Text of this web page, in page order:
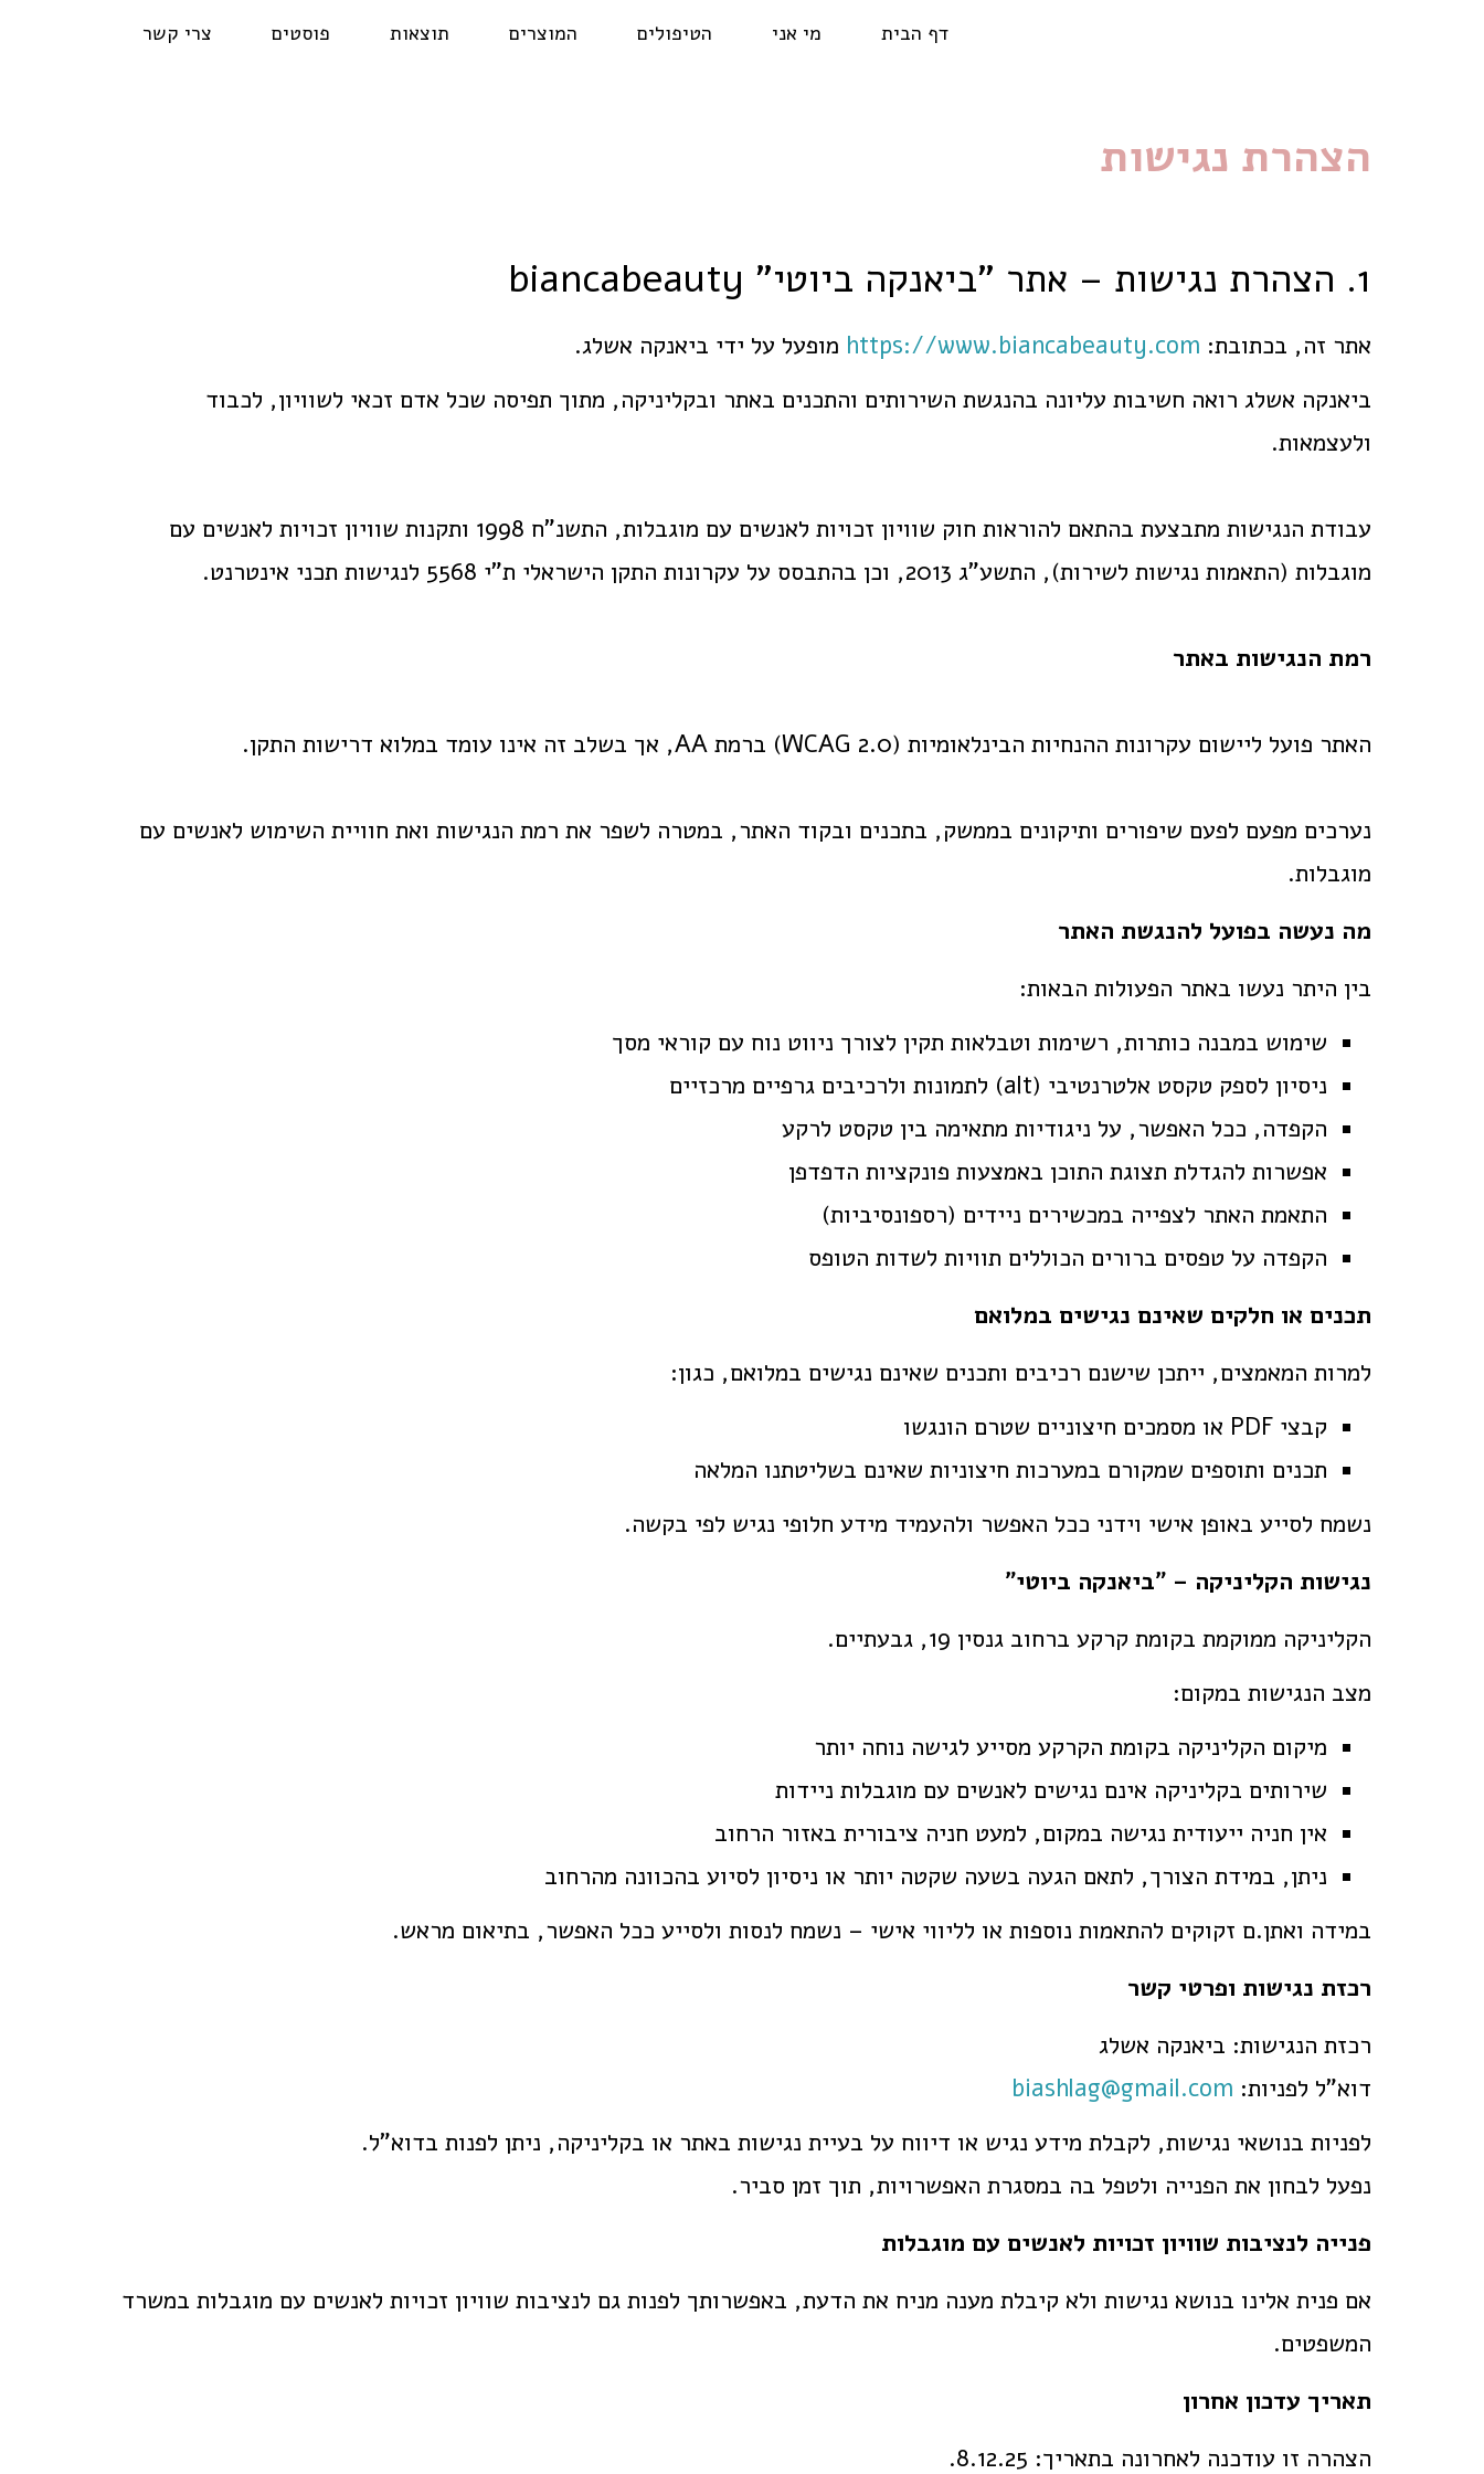
דף הבית מי אני הטיפולים המוצרים תוצאות פוסטים צרי קשר
הצהרת נגישות
1. הצהרת נגישות – אתר "ביאנקה ביוטי" biancabeauty
אתר זה, בכתובת: https://www.biancabeauty.com מופעל על ידי ביאנקה אשלג.
ביאנקה אשלג רואה חשיבות עליונה בהנגשת השירותים והתכנים באתר ובקליניקה, מתוך תפיסה שכל אדם זכאי לשוויון, לכבוד
ולעצמאות.
עבודת הנגישות מתבצעת בהתאם להוראות חוק שוויון זכויות לאנשים עם מוגבלות, התשנ"ח 1998 ותקנות שוויון זכויות לאנשים עם
מוגבלות (התאמות נגישות לשירות), התשע"ג 2013, וכן בהתבסס על עקרונות התקן הישראלי ת"י 5568 לנגישות תכני אינטרנט.
רמת הנגישות באתר
האתר פועל ליישום עקרונות ההנחיות הבינלאומיות (WCAG 2.0) ברמת AA, אך בשלב זה אינו עומד במלוא דרישות התקן.
נערכים מפעם לפעם שיפורים ותיקונים בממשק, בתכנים ובקוד האתר, במטרה לשפר את רמת הנגישות ואת חוויית השימוש לאנשים עם
מוגבלות.
מה נעשה בפועל להנגשת האתר
בין היתר נעשו באתר הפעולות הבאות:
שימוש במבנה כותרות, רשימות וטבלאות תקין לצורך ניווט נוח עם קוראי מסך
ניסיון לספק טקסט אלטרנטיבי (alt) לתמונות ולרכיבים גרפיים מרכזיים
הקפדה, ככל האפשר, על ניגודיות מתאימה בין טקסט לרקע
אפשרות להגדלת תצוגת התוכן באמצעות פונקציות הדפדפן
התאמת האתר לצפייה במכשירים ניידים (רספונסיביות)
הקפדה על טפסים ברורים הכוללים תוויות לשדות הטופס
תכנים או חלקים שאינם נגישים במלואם
למרות המאמצים, ייתכן שישנם רכיבים ותכנים שאינם נגישים במלואם, כגון:
קבצי PDF או מסמכים חיצוניים שטרם הונגשו
תכנים ותוספים שמקורם במערכות חיצוניות שאינם בשליטתנו המלאה
נשמח לסייע באופן אישי וידני ככל האפשר ולהעמיד מידע חלופי נגיש לפי בקשה.
נגישות הקליניקה – "ביאנקה ביוטי"
הקליניקה ממוקמת בקומת קרקע ברחוב גנסין 19, גבעתיים.
מצב הנגישות במקום:
מיקום הקליניקה בקומת הקרקע מסייע לגישה נוחה יותר
שירותים בקליניקה אינם נגישים לאנשים עם מוגבלות ניידות
אין חניה ייעודית נגישה במקום, למעט חניה ציבורית באזור הרחוב
ניתן, במידת הצורך, לתאם הגעה בשעה שקטה יותר או ניסיון לסיוע בהכוונה מהרחוב
במידה ואתן.ם זקוקים להתאמות נוספות או לליווי אישי – נשמח לנסות ולסייע ככל האפשר, בתיאום מראש.
רכזת נגישות ופרטי קשר
רכזת הנגישות: ביאנקה אשלג
דוא"ל לפניות: biashlag@gmail.com
לפניות בנושאי נגישות, לקבלת מידע נגיש או דיווח על בעיית נגישות באתר או בקליניקה, ניתן לפנות בדוא"ל.
נפעל לבחון את הפנייה ולטפל בה במסגרת האפשרויות, תוך זמן סביר.
פנייה לנציבות שוויון זכויות לאנשים עם מוגבלות
אם פנית אלינו בנושא נגישות ולא קיבלת מענה מניח את הדעת, באפשרותך לפנות גם לנציבות שוויון זכויות לאנשים עם מוגבלות במשרד
המשפטים.
תאריך עדכון אחרון
הצהרה זו עודכנה לאחרונה בתאריך: 8.12.25.